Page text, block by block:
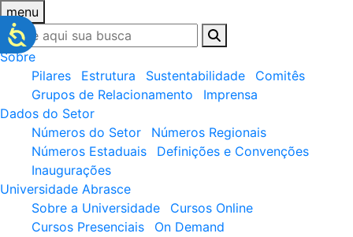
menu
Sobre
Pilares
Estrutura Sustentabilidade
Comitês
Grupos de Relacionamento
Imprensa
Dados do Setor
Números do Setor
Números Regionais
Números Estaduais
Definições e Convenções
Inaugurações
Universidade Abrasce
Sobre a Universidade
Cursos Online
Cursos Presenciais
On Demand